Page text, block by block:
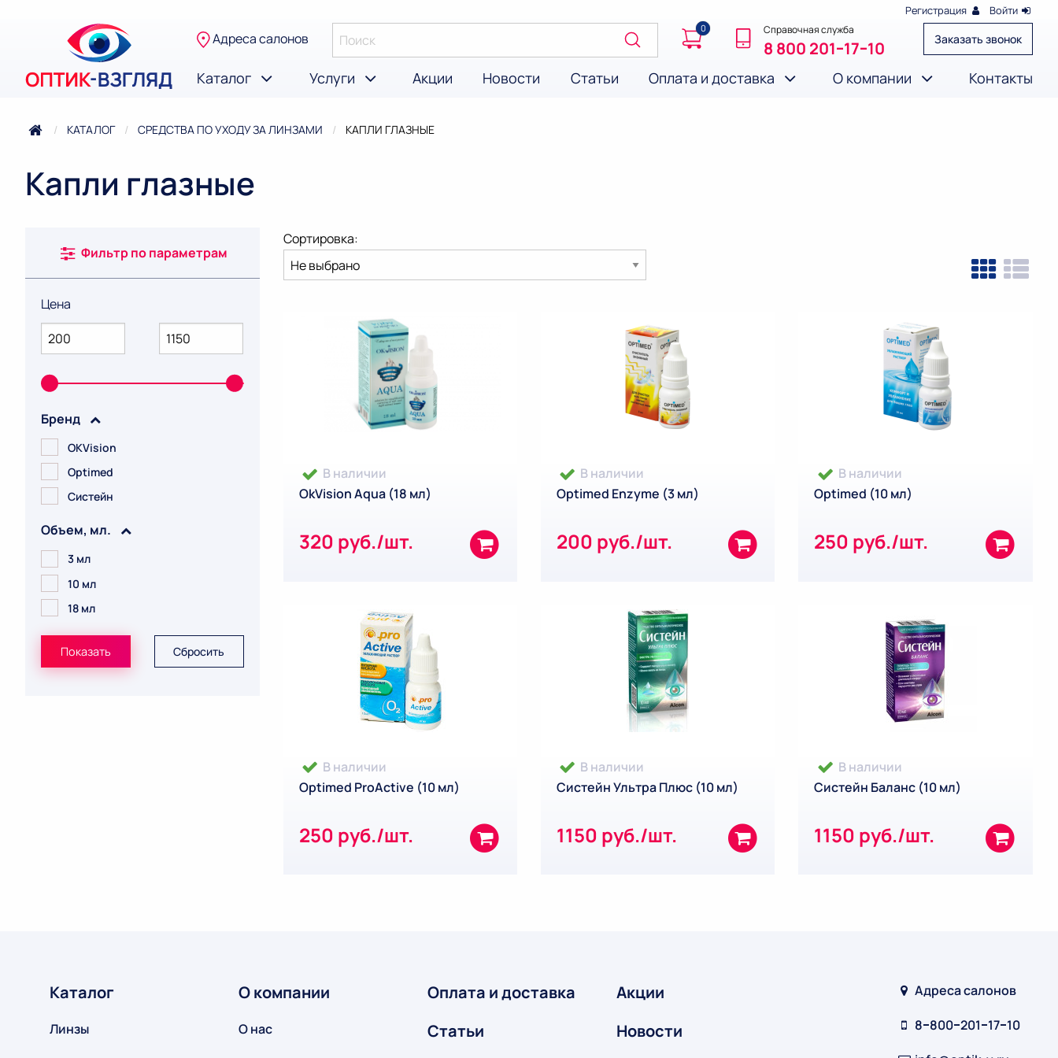
Регистрация Войти
Адреса салонов
Справочная служба
8 800 201‒17‒10 Заказать звонок
Каталог Услуги Акции Новости Статьи Оплата и доставка О компании Контакты
КАТАЛОГ СРЕДСТВА ПО УХОДУ ЗА ЛИНЗАМИ ТЕКУЩАЯ:
КАПЛИ ГЛАЗНЫЕ
Капли глазные
Фильтр по параметрам
Цена
Бренд
OKVision
Optimed
Систейн
Объем, мл.
3 мл
10 мл
18 мл
Показать Сбросить
Сортировка:
В наличии
OkVision Aqua (18 мл)
320 руб./шт.
В наличии
Optimed Enzyme (3 мл)
200 руб./шт.
В наличии
Optimed (10 мл)
250 руб./шт.
В наличии
Optimed ProActive (10 мл)
250 руб./шт.
В наличии
Систейн Ультра Плюс (10 мл)
1150 руб./шт.
В наличии
Систейн Баланс (10 мл)
1150 руб./шт.
Каталог
Линзы
О компании
О нас
Оплата и доставка
Статьи
Акции
Новости
Адреса салонов
8‒800‒201‒17‒10